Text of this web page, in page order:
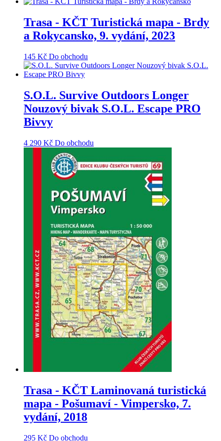
Trasa - KČT Turistická mapa - Brdy
a Rokycansko, 9. vydání, 2023
145 Kč Do obchodu
S.O.L. Survive Outdoors Longer
Nouzový bivak S.O.L. Escape PRO
Bivvy
4 290 Kč Do obchodu
Trasa - KČT Laminovaná turistická
mapa - Pošumaví - Vimpersko, 7.
vydání, 2018
295 Kč Do obchodu